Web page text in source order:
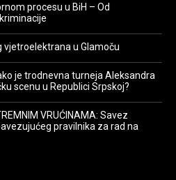
procesu u BiH – Od
vjetroelektrana u Glamoču
je trodnevna turneja Aleksandra
scenu u Republici Srpskoj?
VRUĆINAMA: Savez
pravilnika za rad na